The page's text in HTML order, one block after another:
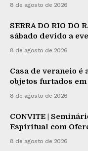
8 de agosto de 2026
SERRA DO RIO DO
sábado devido a
8 de agosto de 2026
Casa de veraneio
objetos furtados
8 de agosto de 2026
CONVITE |
Espiritual com
8 de agosto de 2026